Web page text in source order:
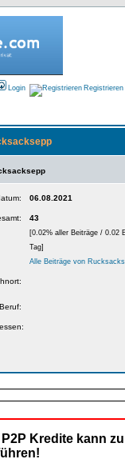
Login Registrieren
06.08.2021
43
[0.02% aller Beiträge / 0.02
Tag]
Alle Beiträge von
Beruf:
Kredite kann